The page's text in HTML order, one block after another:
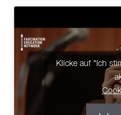
Klicke auf "Ich